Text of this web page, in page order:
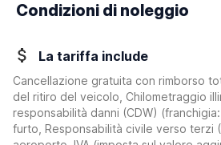
Condizioni di noleggio
La tariffa include
Cancellazione gratuita con rimborso
del ritiro del veicolo, Chilometraggio
responsabilità danni (CDW) (franchigia:
furto, Responsabilità civile verso terzi